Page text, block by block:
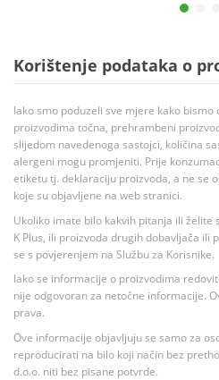
Korištenje podataka o
Iako smo poduzeli sve mjere kako
proizvodima točna, prehrambeni
slijedom navedenoga sastojci, količina
alergeni mogu promjeniti. Prije
etiketu tj. deklaraciju proizvoda, a ne se
koje su objavljene na web stranici.
Ukoliko imate bilo kakvih pitanja ili želite
K Plus, ili proizvoda drugih dobavljača ili
se s povjerenjem na Službu za Korisnike.
Iako se informacije o proizvodima
nije odgovoran za netočne informacije.
prava.
Ove informacije objavljuju se samo za
reproducirati na bilo koji način bez
d.o.o. niti bez pisane potvrde.